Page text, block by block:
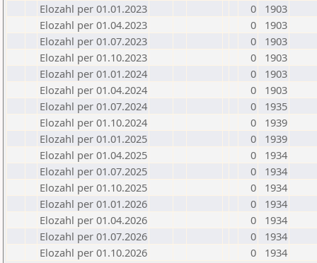
Elozahl per 01.01.2023
0
1903
Elozahl per 01.04.2023
0
1903
Elozahl per 01.07.2023
0
1903
Elozahl per 01.10.2023
0
1903
Elozahl per 01.01.2024
0
1903
Elozahl per 01.04.2024
0
1903
Elozahl per 01.07.2024
0
1935
Elozahl per 01.10.2024
0
1939
Elozahl per 01.01.2025
0
1939
Elozahl per 01.04.2025
0
1934
Elozahl per 01.07.2025
0
1934
Elozahl per 01.10.2025
0
1934
Elozahl per 01.01.2026
0
1934
Elozahl per 01.04.2026
0
1934
Elozahl per 01.07.2026
0
1934
Elozahl per 01.10.2026
0 1934